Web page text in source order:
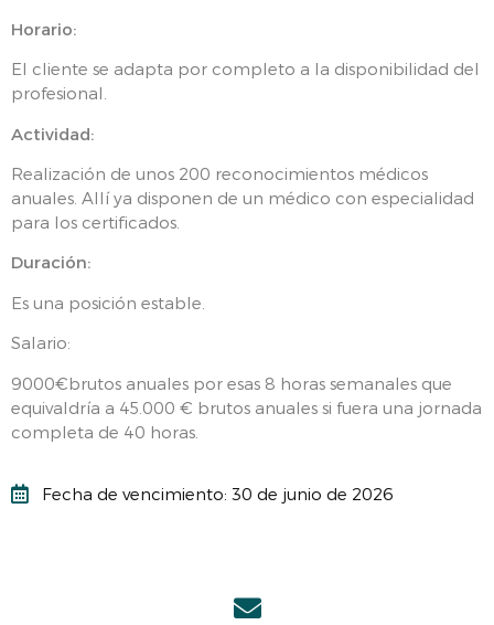
Horario:
El cliente se adapta por completo a la disponibilidad del
profesional.
Actividad:
Realización de unos 200 reconocimientos médicos
anuales. Allí ya disponen de un médico con especialidad
para los certificados.
Duración:
Es una posición estable.
Salario:
9000€brutos anuales por esas 8 horas semanales que
equivaldría a 45.000 € brutos anuales si fuera una jornada
completa de 40 horas.
Fecha de vencimiento: 30 de junio de 2026